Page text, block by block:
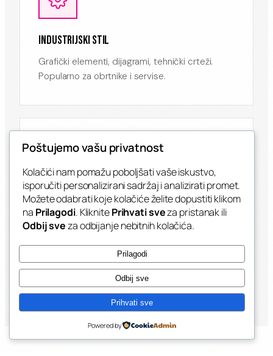
INDUSTRIJSKI STIL
Grafički elementi, dijagrami, tehnički crteži.
Popularno za obrtnike i servise.
S FOTOGRAFIJAMA
Prikažite proizvode direktno na vozilu. Odlično
Poštujemo vašu privatnost
Kolačići nam pomažu poboljšati vaše iskustvo,
isporučiti personalizirani sadržaj i analizirati promet.
Možete odabrati koje kolačiće želite dopustiti klikom
na Prilagodi. KliknitePrihvati sveza pristanak ili
Odbij sveza odbijanje nebitnih kolačića.
Prilagodi
Odbij sve
Prihvati sve
Powered by